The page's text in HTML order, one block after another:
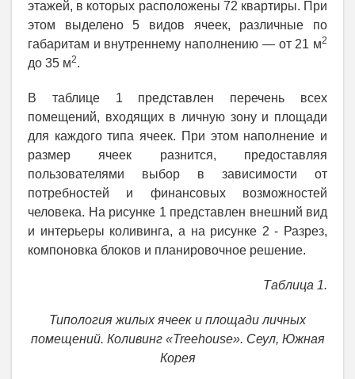
этажей, в которых расположены 72 квартиры. При
этом выделено 5 видов ячеек, различные по
габаритам и внутреннему наполнению — от 21 м2
до 35 м2.
В таблице 1 представлен перечень всех
помещений, входящих в личную зону и площади
для каждого типа ячеек. При этом наполнение и
размер ячеек разнится, предоставляя
пользователями выбор в зависимости от
потребностей и финансовых возможностей
человека. На рисунке 1 представлен внешний вид
и интерьеры коливинга, а на рисунке 2 - Разрез,
компоновка блоков и планировочное решение.
Таблица 1.
Типология жилых ячеек и площади личных
помещений. Коливинг «Treehouse». Сеул, Южная
Корея